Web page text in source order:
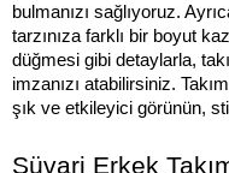
bulmanızı sağlıyoruz.
tarzınıza farklı bir boyut
düğmesi gibi detaylarla,
imzanızı atabilirsiniz.
şık ve etkileyici görünün,
Süvari Erkek